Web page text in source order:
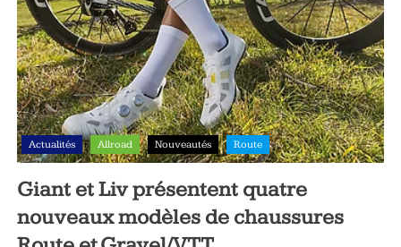
Actualités Allroad Nouveautés Route
Giant et Liv présentent quatre
nouveaux modèles de chaussures